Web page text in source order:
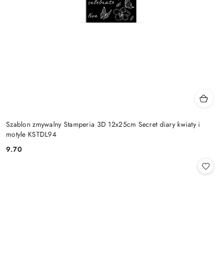
Szablon zmywalny Stamperia 3D 12x25cm Secret diary kwiaty i
motyle KSTDL94
Cena:
9.70